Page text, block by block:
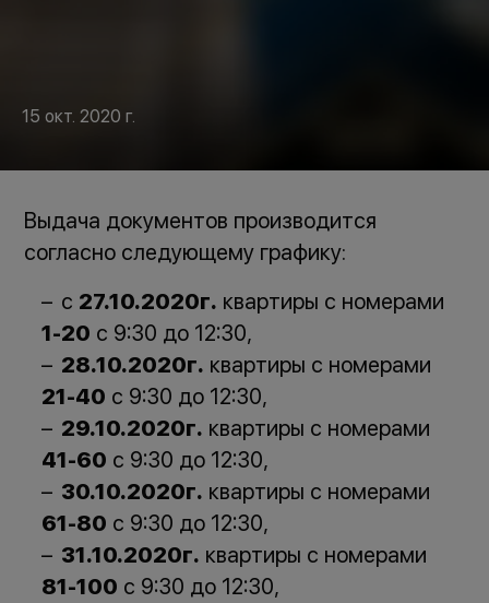
15 окт. 2020 г.
Выдача документов производится
согласно следующему графику:
с 27.10.2020г. квартиры с номерами
1-20 с 9:30 до 12:30,
28.10.2020г. квартиры с номерами
21-40 с 9:30 до 12:30,
29.10.2020г. квартиры с номерами
41-60 с 9:30 до 12:30,
30.10.2020г. квартиры с номерами
61-80 с 9:30 до 12:30,
31.10.2020г. квартиры с номерами
81-100 с 9:30 до 12:30,